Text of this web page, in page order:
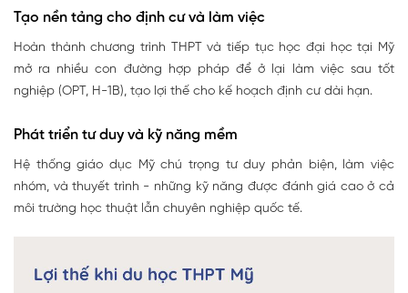
Tạo nền tảng cho định cư và làm việc
Hoàn thành chương trình THPT và tiếp tục học đại học tại Mỹ
mở ra nhiều con đường hợp pháp để ở lại làm việc sau tốt
nghiệp (OPT, H-1B), tạo lợi thế cho kế hoạch định cư dài hạn.
Phát triển tư duy và kỹ năng mềm
Hệ thống giáo dục Mỹ chú trọng tư duy phản biện, làm việc
nhóm, và thuyết trình - những kỹ năng được đánh giá cao ở cả
môi trường học thuật lẫn chuyên nghiệp quốc tế.